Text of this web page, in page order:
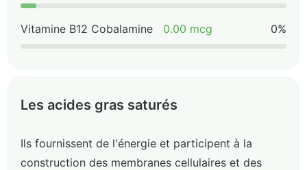
Vitamine B12 Cobalamine 0.00 mcg 0%
Les acides gras saturés
Ils fournissent de l'énergie et participent à la
construction des membranes cellulaires et des